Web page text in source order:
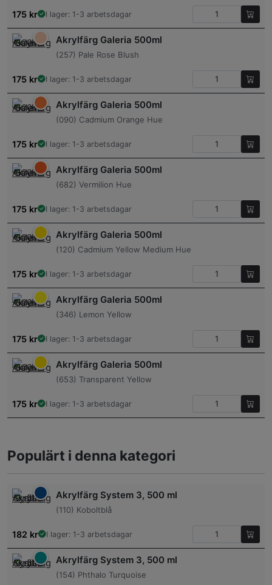
175 kr I lager: 1-3 arbetsdagar
Akrylfärg Galeria 500ml
(257) Pale Rose Blush
175 kr I lager: 1-3 arbetsdagar
Akrylfärg Galeria 500ml
(090) Cadmium Orange Hue
175 kr I lager: 1-3 arbetsdagar
Akrylfärg Galeria 500ml
(682) Vermilion Hue
175 kr I lager: 1-3 arbetsdagar
Akrylfärg Galeria 500ml
(120) Cadmium Yellow Medium Hue
175 kr I lager: 1-3 arbetsdagar
Akrylfärg Galeria 500ml
(346) Lemon Yellow
175 kr I lager: 1-3 arbetsdagar
Akrylfärg Galeria 500ml
(653) Transparent Yellow
175 kr I lager: 1-3 arbetsdagar
Populärt i denna kategori
Akrylfärg System 3, 500 ml
(110) Koboltblå
182 kr I lager: 1-3 arbetsdagar
Akrylfärg System 3, 500 ml
(154) Phthalo Turquoise